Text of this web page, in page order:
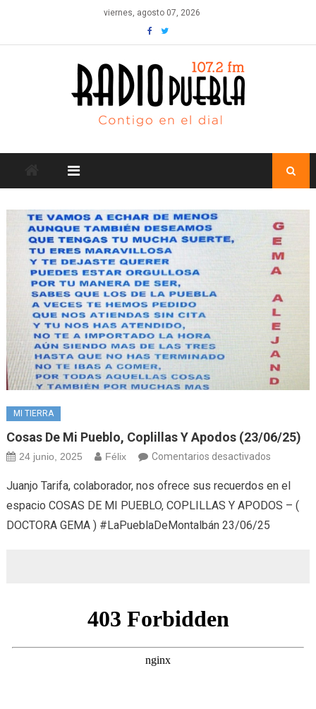
content
viernes, agosto 07, 2026
MI TIERRA
Cosas De Mi Pueblo, Coplillas Y Apodos (23/06/25)
24 junio, 2025 Félix Comentarios desactivadosen
de
mi
Juanjo Tarifa, colaborador, nos ofrece sus recuerdos en el
espacio COSAS DE MI PUEBLO, COPLILLAS Y APODOS – (
DOCTORA GEMA ) #LaPueblaDeMontalbán 23/06/25